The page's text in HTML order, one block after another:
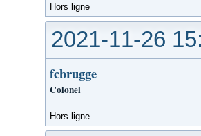
Hors ligne
2021-11-26
fcbrugge
Colonel
Hors ligne